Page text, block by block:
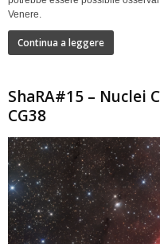
Venere.
Continua a leggere
ShaRA#15 – Nuclei
CG38